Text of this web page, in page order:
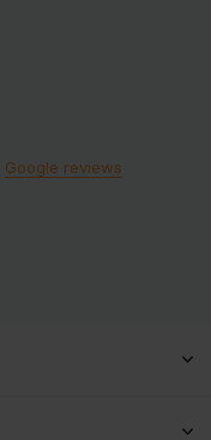
Google reviews